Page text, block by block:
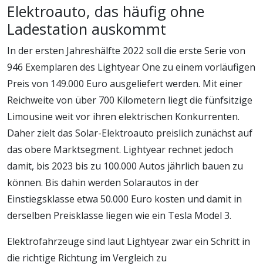
Elektroauto, das häufig ohne
Ladestation auskommt
In der ersten Jahreshälfte 2022 soll die erste Serie von
946 Exemplaren des Lightyear One zu einem vorläufigen
Preis von 149.000 Euro ausgeliefert werden. Mit einer
Reichweite von über 700 Kilometern liegt die fünfsitzige
Limousine weit vor ihren elektrischen Konkurrenten.
Daher zielt das Solar-Elektroauto preislich zunächst auf
das obere Marktsegment. Lightyear rechnet jedoch
damit, bis 2023 bis zu 100.000 Autos jährlich bauen zu
können. Bis dahin werden Solarautos in der
Einstiegsklasse etwa 50.000 Euro kosten und damit in
derselben Preisklasse liegen wie ein Tesla Model 3.
Elektrofahrzeuge sind laut Lightyear zwar ein Schritt in
die richtige Richtung im Vergleich zu